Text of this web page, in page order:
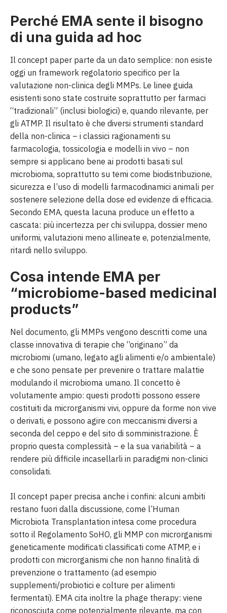
Perché EMA sente il bisogno
di una guida ad hoc
Il concept paper parte da un dato semplice: non esiste
oggi un framework regolatorio specifico per la
valutazione non-clinica degli MMPs. Le linee guida
esistenti sono state costruite soprattutto per farmaci
“tradizionali” (inclusi biologici) e, quando rilevante, per
gli ATMP. Il risultato è che diversi strumenti standard
della non-clinica – i classici ragionamenti su
farmacologia, tossicologia e modelli in vivo – non
sempre si applicano bene ai prodotti basati sul
microbioma, soprattutto su temi come biodistribuzione,
sicurezza e l’uso di modelli farmacodinamici animali per
sostenere selezione della dose ed evidenze di efficacia.
Secondo EMA, questa lacuna produce un effetto a
cascata: più incertezza per chi sviluppa, dossier meno
uniformi, valutazioni meno allineate e, potenzialmente,
ritardi nello sviluppo.
Cosa intende EMA per
“microbiome-based medicinal
products”
Nel documento, gli MMPs vengono descritti come una
classe innovativa di terapie che “originano” da
microbiomi (umano, legato agli alimenti e/o ambientale)
e che sono pensate per prevenire o trattare malattie
modulando il microbioma umano. Il concetto è
volutamente ampio: questi prodotti possono essere
costituiti da microrganismi vivi, oppure da forme non vive
o derivati, e possono agire con meccanismi diversi a
seconda del ceppo e del sito di somministrazione. È
proprio questa complessità – e la sua variabilità – a
rendere più difficile incasellarli in paradigmi non-clinici
consolidati.
Il concept paper precisa anche i confini: alcuni ambiti
restano fuori dalla discussione, come l’Human
Microbiota Transplantation intesa come procedura
sotto il Regolamento SoHO, gli MMP con microrganismi
geneticamente modificati classificati come ATMP, e i
prodotti con microrganismi che non hanno finalità di
prevenzione o trattamento (ad esempio
supplementi/probiotici e colture per alimenti
fermentati). EMA cita inoltre la phage therapy: viene
riconosciuta come potenzialmente rilevante, ma con